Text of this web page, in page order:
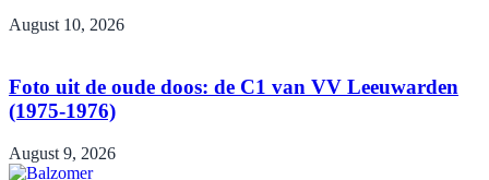
August 10, 2026
Foto uit de oude doos: de C1 van VV Leeuwarden
(1975-1976)
August 9, 2026